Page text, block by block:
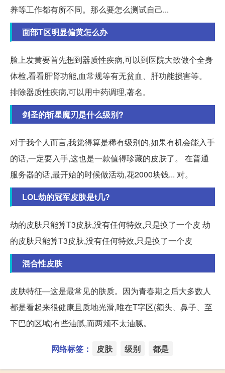
养等工作都有所不同。那么要怎么测试自己...
面部T区明显偏黄怎么办
脸上发黄要首先想到器质性疾病,可以到医院大致做个全身
体检,看看肝肾功能,血常规等有无贫血、肝功能损害等。
排除器质性疾病,可以用中药调理,著名。
剑圣的斩星魔刃是什么级别?
对于我个人而言,我觉得算是稀有级别的,如果有机会能入手
的话,一定要入手,这也是一款值得珍藏的皮肤了。 在普通
服务器的话,最开始的时候做活动,花2000块钱... 对。
LOL劫的冠军皮肤是t几?
劫的皮肤只能算T3皮肤,没有任何特效,只是换了一个皮 劫
的皮肤只能算T3皮肤,没有任何特效,只是换了一个皮
混合性皮肤
皮肤特征—这是最常见的肤质。因为青春期之后大多数人
都是看起来很健康且质地光滑,唯在T字区(额头、鼻子、至
下巴的区域)有些油腻,而两颊不太油腻。
网络标签： 皮肤 级别 都是